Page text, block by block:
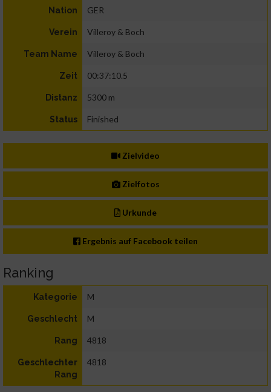
Nation GER
Verein Villeroy & Boch
Team Name Villeroy & Boch
Zeit 00:37:10.5
Distanz 5300 m
Status Finished
Zielvideo
Zielfotos
Urkunde
Ergebnis auf Facebook teilen
Ranking
Kategorie M
Geschlecht M
Rang 4818
Geschlechter
Rang
4818